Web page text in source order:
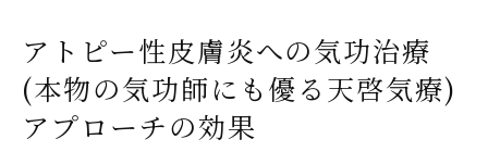
気功治療(本物の気功師にも優る天啓気療)に
よる生活の質の向上とその変化
気功治療(本物の気功師にも優る天啓気療)を
アトピー性皮膚炎への気功治療
(本物の気功師にも優る天啓気療)
アプローチの効果